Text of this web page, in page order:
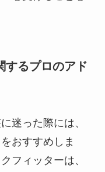
するプロのアド
迷った際には、
おすすめしま
フィッターは、